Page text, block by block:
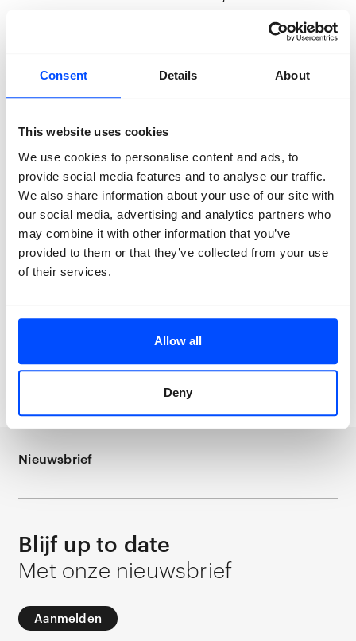
Consent Details About
This website uses cookies
We use cookies to personalise content and ads, to
provide social media features and to analyse our traffic.
We also share information about your use of our site with
our social media, advertising and analytics partners who
may combine it with other information that you’ve
provided to them or that they’ve collected from your use
of their services.
Allow all
Deny
opening van ‘Levenslijnen’. Foto: Jeike Wullms
De tentoonstelling in het Valkenbergpark is met hulp
Nieuwsbrief
Blijf up to date
Met onze nieuwsbrief
Aanmelden